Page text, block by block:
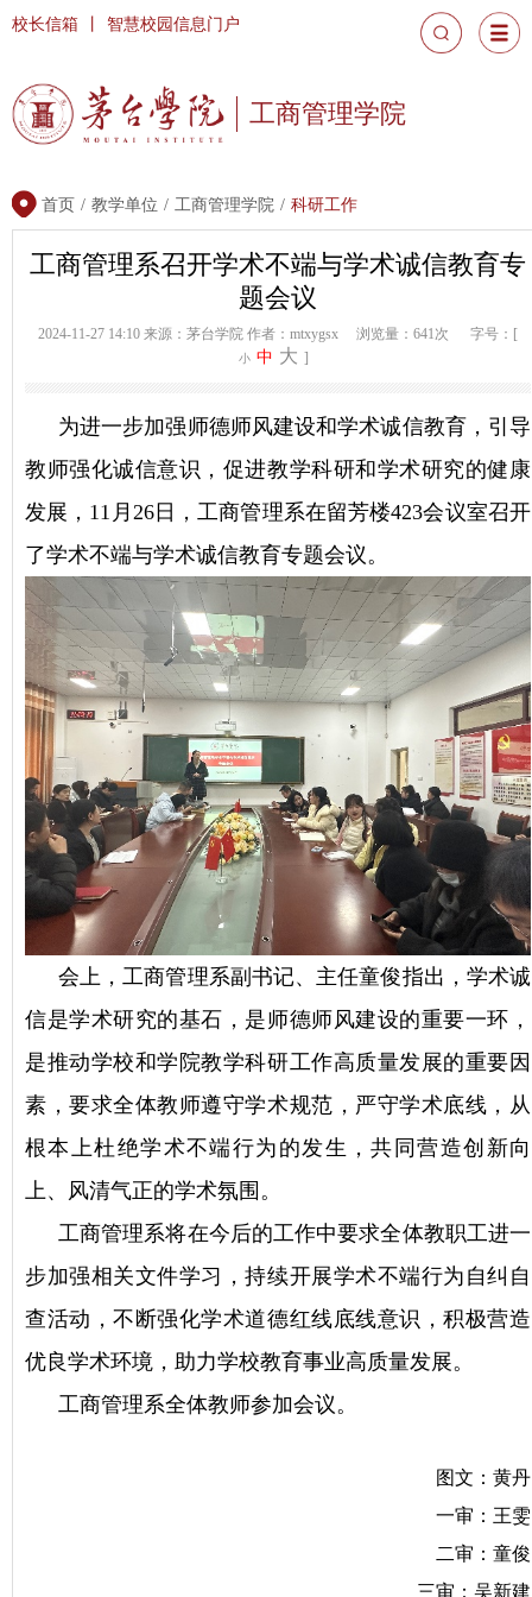
工商管理学院
校长信箱 智慧校园信息门户
首页 / 教学单位 / 工商管理学院 / 科研工作
工商管理系召开学术不端与学术诚信教育专
题会议
2024-11-27 14:10 来源：茅台学院 作者：mtxygsx 浏览量：641次 字号：[
小 中 大 ]
为进一步加强师德师风建设和学术诚信教育，引导
教师强化诚信意识，促进教学科研和学术研究的健康
发展，11月26日，工商管理系在留芳楼423会议室召开
了学术不端与学术诚信教育专题会议。
会上，工商管理系副书记、主任童俊指出，学术诚
信是学术研究的基石，是师德师风建设的重要一环，
是推动学校和学院教学科研工作高质量发展的重要因
素，要求全体教师遵守学术规范，严守学术底线，从
根本上杜绝学术不端行为的发生，共同营造创新向
上、风清气正的学术氛围。
工商管理系将在今后的工作中要求全体教职工进一
步加强相关文件学习，持续开展学术不端行为自纠自
查活动，不断强化学术道德红线底线意识，积极营造
优良学术环境，助力学校教育事业高质量发展。
工商管理系全体教师参加会议。
图文：黄丹
一审：王雯
二审：童俊
三审：吴新建